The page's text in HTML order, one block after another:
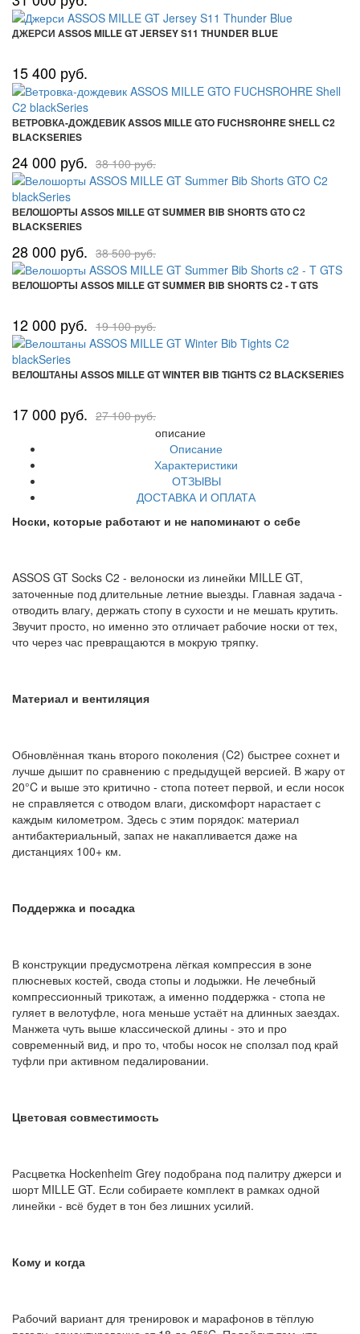
ДЖЕРСИ ASSOS MILLE GT JERSEY S11 THUNDER BLUE
15 400 руб.
ВЕТРОВКА-ДОЖДЕВИК ASSOS MILLE GTO FUCHSROHRE SHELL C2
BLACKSERIES
24 000 руб. 38 100 руб.
ВЕЛОШОРТЫ ASSOS MILLE GT SUMMER BIB SHORTS GTO C2
BLACKSERIES
28 000 руб. 38 500 руб.
ВЕЛОШОРТЫ ASSOS MILLE GT SUMMER BIB SHORTS C2 - T GTS
12 000 руб. 19 100 руб.
ВЕЛОШТАНЫ ASSOS MILLE GT WINTER BIB TIGHTS C2 BLACKSERIES
17 000 руб. 27 100 руб.
описание
Описание
Характеристики
ОТЗЫВЫ
ДОСТАВКА И ОПЛАТА
Носки, которые работают и не напоминают о себе
ASSOS GT Socks C2 - велоноски из линейки MILLE GT,
заточенные под длительные летние выезды. Главная задача -
отводить влагу, держать стопу в сухости и не мешать крутить.
Звучит просто, но именно это отличает рабочие носки от тех,
что через час превращаются в мокрую тряпку.
Материал и вентиляция
Обновлённая ткань второго поколения (C2) быстрее сохнет и
лучше дышит по сравнению с предыдущей версией. В жару от
20°C и выше это критично - стопа потеет первой, и если носок
не справляется с отводом влаги, дискомфорт нарастает с
каждым километром. Здесь с этим порядок: материал
антибактериальный, запах не накапливается даже на
дистанциях 100+ км.
Поддержка и посадка
В конструкции предусмотрена лёгкая компрессия в зоне
плюсневых костей, свода стопы и лодыжки. Не лечебный
компрессионный трикотаж, а именно поддержка - стопа не
гуляет в велотуфле, нога меньше устаёт на длинных заездах.
Манжета чуть выше классической длины - это и про
современный вид, и про то, чтобы носок не сползал под край
туфли при активном педалировании.
Цветовая совместимость
Расцветка Hockenheim Grey подобрана под палитру джерси и
шорт MILLE GT. Если собираете комплект в рамках одной
линейки - всё будет в тон без лишних усилий.
Кому и когда
Рабочий вариант для тренировок и марафонов в тёплую